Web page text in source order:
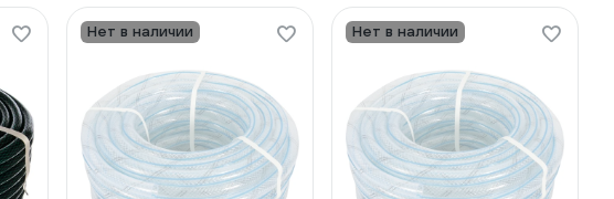
Нет в наличии Нет в наличии